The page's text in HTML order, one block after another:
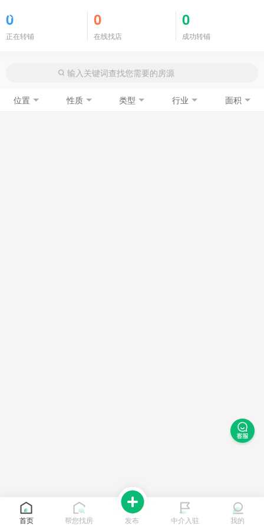
0
正在转铺
0
在线找店
0
成功转铺
位置 性质 类型 行业 面积
首页 帮您找房 发布 中介入驻 我的